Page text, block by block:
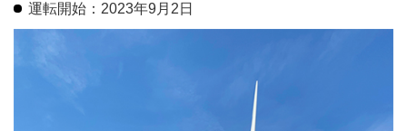
運転開始：2023年9月2日